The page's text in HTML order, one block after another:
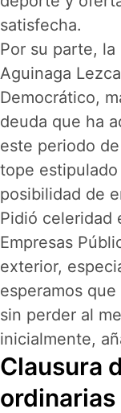
satisfecha.
Por su parte, la
Aguinaga
Democrático,
deuda que ha
este periodo
tope
posibilidad de
Pidió celeridad
Empresas
exterior,
esperamos
sin perder al
inicialmente,
Clausura
ordinarias